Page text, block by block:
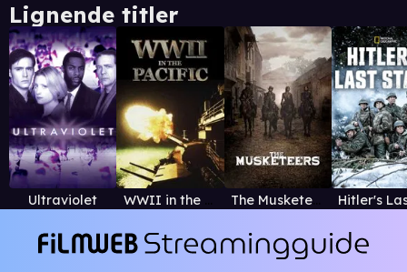
Lignende titler
Ultraviolet WWII in the Pacific The Musketeers